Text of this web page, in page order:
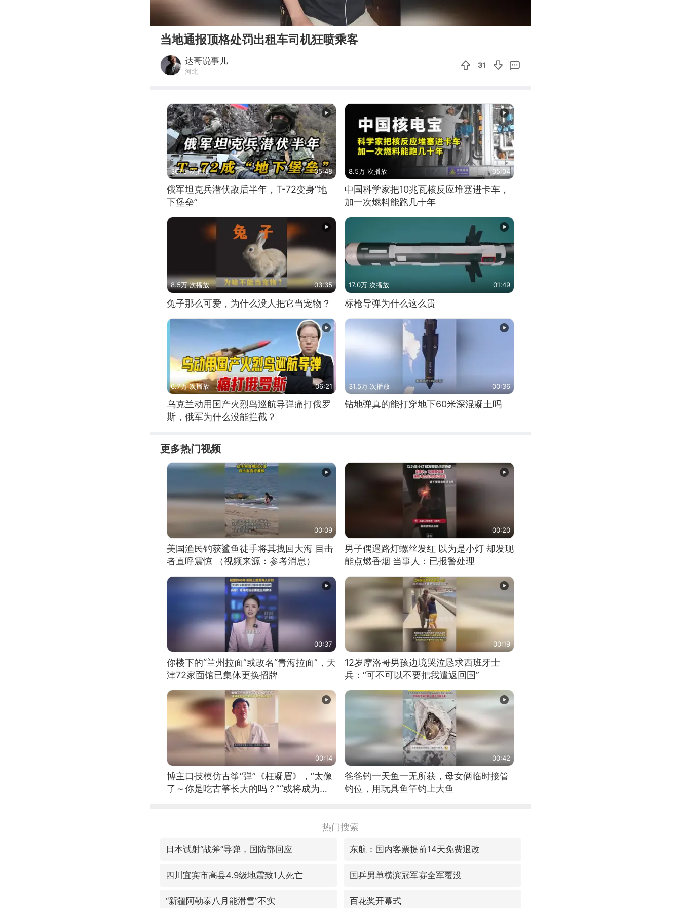
00:00
当地通报顶格处罚出租车司机狂喷乘客
达哥说事儿
河北
31
3675 次播放 05:48
俄军坦克兵潜伏敌后半年，T-72变身“地
下堡垒”
8.5万 次播放 05:04
中国科学家把10兆瓦核反应堆塞进卡车，
加一次燃料能跑几十年
8.5万 次播放 03:35
兔子那么可爱，为什么没人把它当宠物？
17.0万 次播放 01:49
标枪导弹为什么这么贵
6.7万 次播放 06:21
乌克兰动用国产火烈鸟巡航导弹痛打俄罗
斯，俄军为什么没能拦截？
31.5万 次播放 00:36
钻地弹真的能打穿地下60米深混凝土吗
更多热门视频
00:09
美国渔民钓获鲨鱼徒手将其拽回大海 目击
者直呼震惊 （视频来源：参考消息）
00:20
男子偶遇路灯螺丝发红 以为是小灯 却发现
能点燃香烟 当事人：已报警处理
00:37
你楼下的“兰州拉面”或改名“青海拉面”，天
津72家面馆已集体更换招牌
00:19
12岁摩洛哥男孩边境哭泣恳求西班牙士
兵：“可不可以不要把我遣返回国”
00:14
博主口技模仿古筝“弹”《枉凝眉》，“太像
了～你是吃古筝长大的吗？”“或将成为首
00:42
爸爸钓一天鱼一无所获，母女俩临时接管
钓位，用玩具鱼竿钓上大鱼
热门搜索
日本试射“战斧”导弹，国防部回应 东航：国内客票提前14天免费退改
四川宜宾市高县4.9级地震致1人死亡 国乒男单横滨冠军赛全军覆没
“新疆阿勒泰八月能滑雪”不实 百花奖开幕式